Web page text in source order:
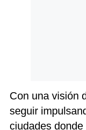
Con una visión
seguir
ciudades